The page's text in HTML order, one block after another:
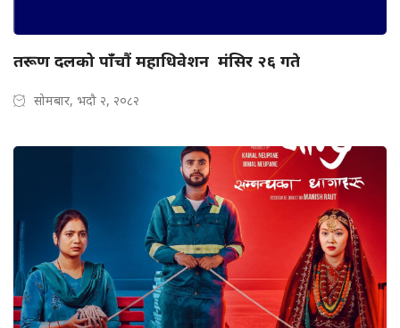
तरूण दलको पाँचौं महाधिवेशन मंसिर २६ गते
सोमबार, भदौ २, २०८२